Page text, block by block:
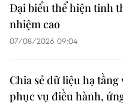
Đại biểu thể hiện tinh
nhiệm cao
07/08/2026 09:04
Chia sẻ dữ liệu hạ
phục vụ điều hành,